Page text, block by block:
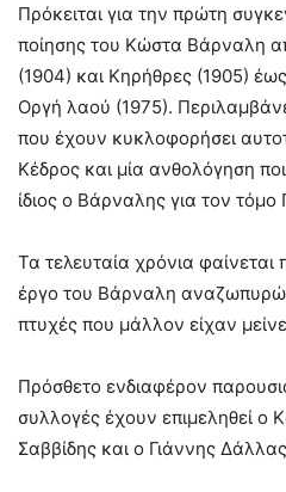
Πρόκειται για την πρώτη
ποίησης του Κώστα Βάρναλη
(1904) και Κηρήθρες (1905)
Οργή λαού (1975).
που έχουν κυκλοφορήσει
Κέδρος και μία ανθολόγηση
ίδιος ο Βάρναλης για τον τόμο
Τα τελευταία χρόνια φαίνεται
έργο του Βάρναλη
πτυχές που μάλλον είχαν
Πρόσθετο ενδιαφέρον
συλλογές έχουν επιμεληθεί ο
Σαββίδης και ο Γιάννης